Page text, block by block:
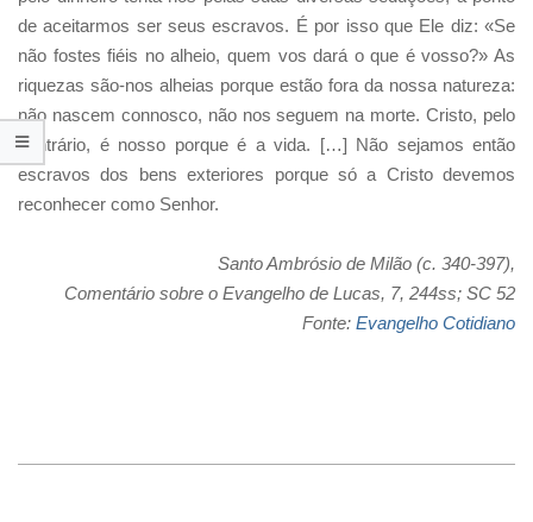
de aceitarmos ser seus escravos. É por isso que Ele diz: «Se
não fostes fiéis no alheio, quem vos dará o que é vosso?» As
riquezas são-nos alheias porque estão fora da nossa natureza:
não nascem connosco, não nos seguem na morte. Cristo, pelo
contrário, é nosso porque é a vida. […] Não sejamos então
escravos dos bens exteriores porque só a Cristo devemos
reconhecer como Senhor.
Santo Ambrósio de Milão (c. 340-397),
Comentário sobre o Evangelho de Lucas, 7, 244ss; SC 52
Fonte: Evangelho Cotidiano